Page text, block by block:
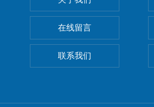
在线留言
联系我们